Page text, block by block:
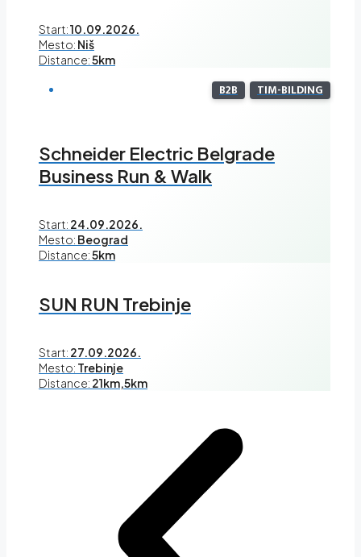
Start:10.09.2026.
Mesto: Niš
Distance:5km
B2B TIM-BILDING
Schneider Electric Belgrade
Business Run & Walk
Start: 24.09.2026.
Mesto: Beograd
Distance:5km
SUN RUN Trebinje
Start: 27.09.2026.
Mesto: Trebinje
Distance: 21km,5km